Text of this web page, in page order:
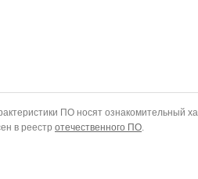
ПО носят ознакомительный
в реестр отечественного ПО.